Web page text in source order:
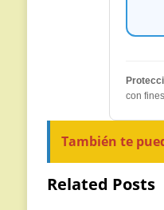
con
También te
Related Posts